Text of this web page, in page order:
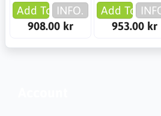
Add To Cart
INFO.
908.00 kr
Add To Cart
953.00 kr